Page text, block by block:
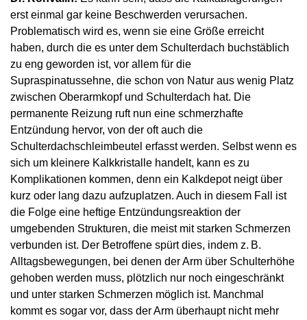
erst einmal gar keine Beschwerden verursachen.
Problematisch wird es, wenn sie eine Größe erreicht
haben, durch die es unter dem Schulterdach buchstäblich
zu eng geworden ist, vor allem für die
Supraspinatussehne, die schon von Natur aus wenig Platz
zwischen Oberarmkopf und Schulterdach hat. Die
permanente Reizung ruft nun eine schmerzhafte
Entzündung hervor, von der oft auch die
Schulterdachschleimbeutel erfasst werden. Selbst wenn es
sich um kleinere Kalkkristalle handelt, kann es zu
Komplikationen kommen, denn ein Kalkdepot neigt über
kurz oder lang dazu aufzuplatzen. Auch in diesem Fall ist
die Folge eine heftige Entzündungsreaktion der
umgebenden Strukturen, die meist mit starken Schmerzen
verbunden ist. Der Betroffene spürt dies, indem z. B.
Alltagsbewegungen, bei denen der Arm über Schulterhöhe
gehoben werden muss, plötzlich nur noch eingeschränkt
und unter starken Schmerzen möglich ist. Manchmal
kommt es sogar vor, dass der Arm überhaupt nicht mehr